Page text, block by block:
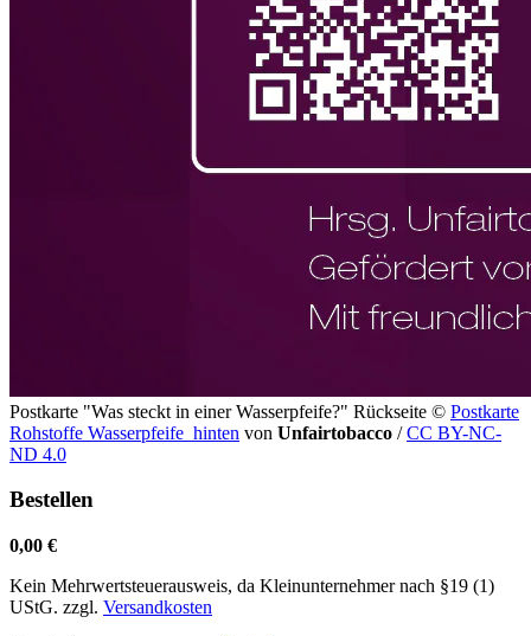
Postkarte "Was steckt in einer Wasserpfeife?" Rückseite © Postkarte
Rohstoffe Wasserpfeife_hinten von Unfairtobacco /CC BY-NC-
ND 4.0
Bestellen
0,00 €
Kein Mehrwertsteuerausweis, da Kleinunternehmer nach §19 (1)
UStG. zzgl. Versandkosten